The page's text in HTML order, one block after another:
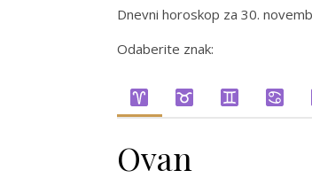
Dnevni horoskop za 30.
Odaberite znak:
Ovan